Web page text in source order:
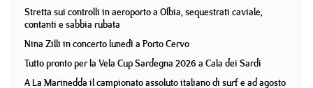
Stretta sui controlli in aeroporto a Olbia, sequestrati caviale,
contanti e sabbia rubata
Nina Zilli in concerto lunedì a Porto Cervo
Tutto pronto per la Vela Cup Sardegna 2026 a Cala dei Sardi
A La Marinedda il campionato assoluto italiano di surf e ad agosto